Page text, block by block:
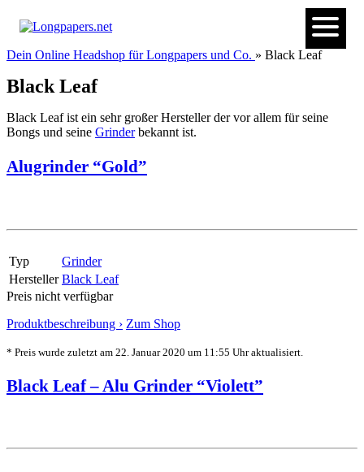
Dein Online Headshop für Longpapers und Co. » Black Leaf
Black Leaf
Black Leaf ist ein sehr großer Hersteller der vor allem für seine
Bongs und seine Grinderbekannt ist.
Alugrinder “Gold”
Typ
Grinder
Hersteller Black Leaf
Preis nicht verfügbar
Produktbeschreibung › Zum Shop
* Preis wurde zuletzt am 22. Januar 2020 um 11:55 Uhr aktualisiert.
Black Leaf – Alu Grinder “Violett”